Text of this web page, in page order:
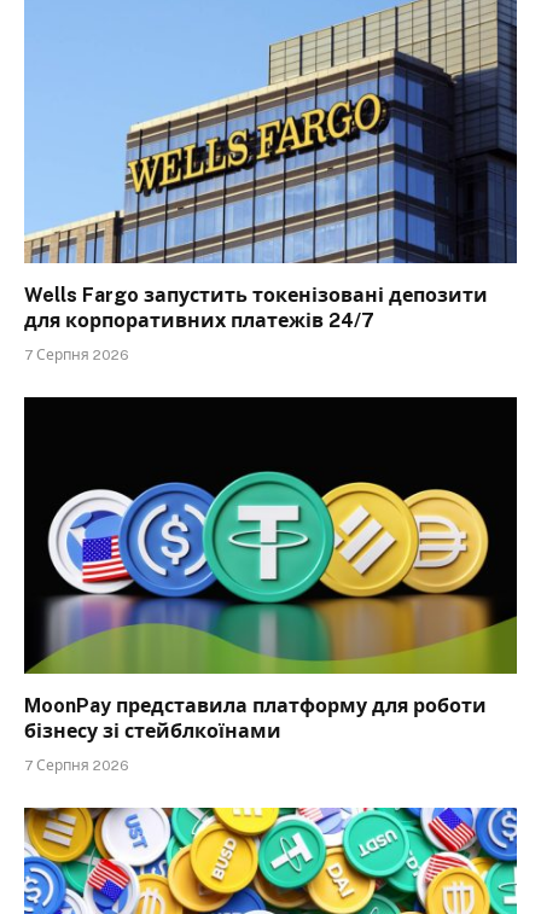
Wells Fargo запустить токенізовані депозити
для корпоративних платежів 24/7
7 Серпня 2026
MoonPay представила платформу для роботи
бізнесу зі стейблкоїнами
7 Серпня 2026